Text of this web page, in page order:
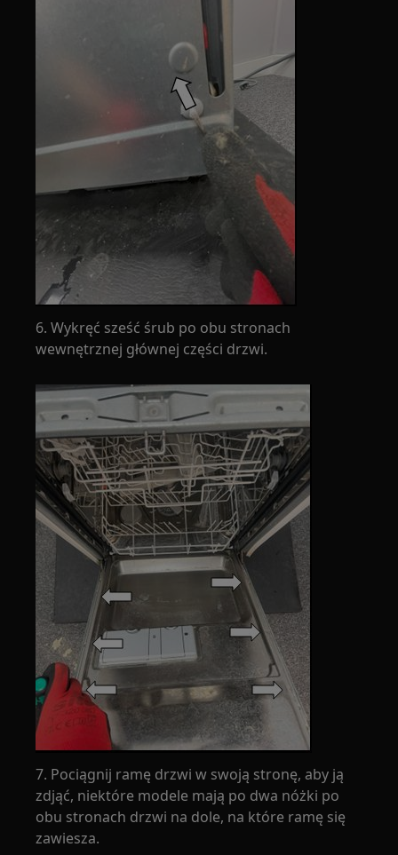
6. Wykręć sześć śrub po obu stronach
wewnętrznej głównej części drzwi.
7. Pociągnij ramę drzwi w swoją stronę, aby ją
zdjąć, niektóre modele mają po dwa nóżki po
obu stronach drzwi na dole, na które ramę się
zawiesza.